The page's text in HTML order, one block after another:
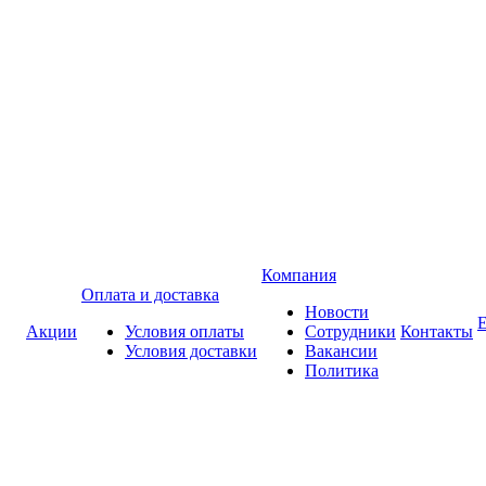
Акции
Оплата и доставка
Условия оплаты
Условия доставки
Компания
Новости
Сотрудники
Вакансии
Политика
Контакты